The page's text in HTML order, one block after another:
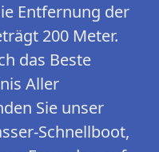
Entfernung der
200 Meter.
das Beste
Aller
Sie unser
Schnellboot,